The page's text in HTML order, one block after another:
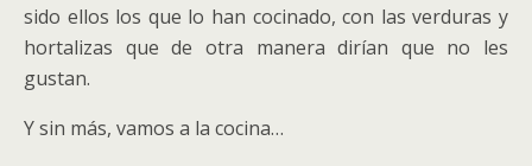
sido ellos los que lo han cocinado, con las verduras y
hortalizas que de otra manera dirían que no les
gustan.
Y sin más, vamos a la cocina…